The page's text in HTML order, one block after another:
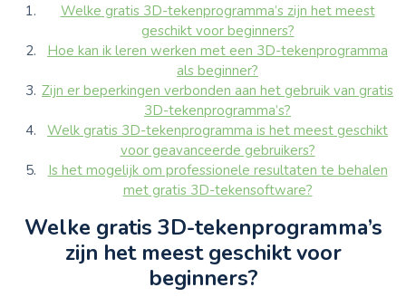
Welke gratis 3D-tekenprogramma’s zijn het meest
geschikt voor beginners?
Hoe kan ik leren werken met een 3D-tekenprogramma
als beginner?
Zijn er beperkingen verbonden aan het gebruik van gratis
3D-tekenprogramma’s?
Welk gratis 3D-tekenprogramma is het meest geschikt
voor geavanceerde gebruikers?
Is het mogelijk om professionele resultaten te behalen
met gratis 3D-tekensoftware?
Welke gratis 3D-tekenprogramma’s
zijn het meest geschikt voor
beginners?